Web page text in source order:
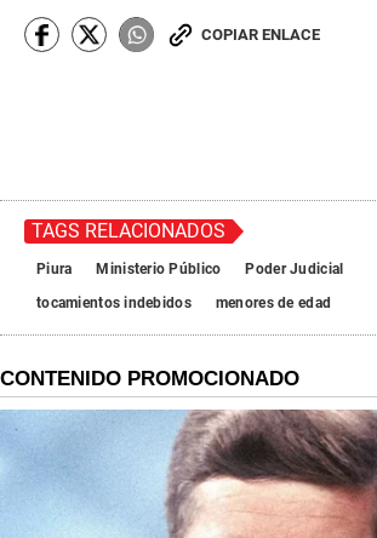
COPIAR ENLACE
TAGS RELACIONADOS
Piura Ministerio Público
Poder Judicial
tocamientos indebidos
menores de edad